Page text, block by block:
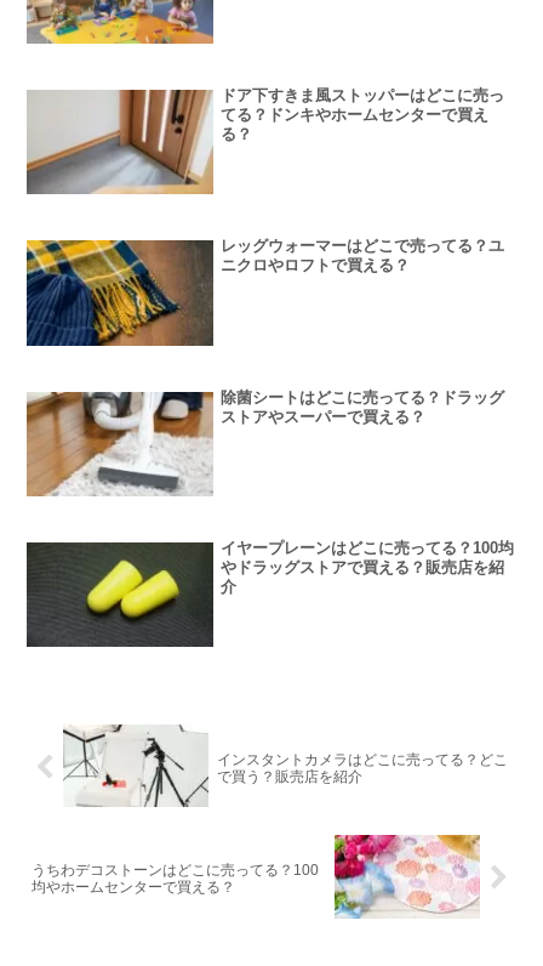
ドア下すきま風ストッパーはどこに売っ
てる？ドンキやホームセンターで買え
る？
レッグウォーマーはどこで売ってる？ユ
ニクロやロフトで買える？
除菌シートはどこに売ってる？ドラッグ
ストアやスーパーで買える？
イヤープレーンはどこに売ってる？100均
やドラッグストアで買える？販売店を紹
介
インスタントカメラはどこに売ってる？どこ
で買う？販売店を紹介
うちわデコストーンはどこに売ってる？100
均やホームセンターで買える？